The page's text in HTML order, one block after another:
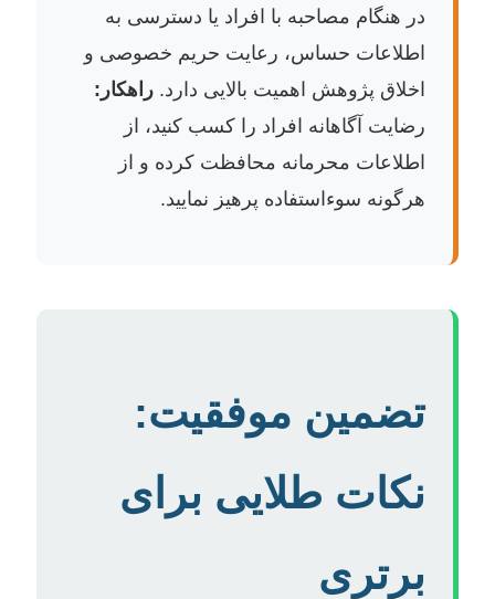
در هنگام مصاحبه با افراد یا دسترسی به
اطلاعات حساس، رعایت حریم خصوصی و
اخلاق پژوهش اهمیت بالایی دارد. راهکار:
رضایت آگاهانه افراد را کسب کنید، از
اطلاعات محرمانه محافظت کرده و از
هرگونه سوءاستفاده پرهیز نمایید.
تضمین موفقیت:
نکات طلایی برای
برتری